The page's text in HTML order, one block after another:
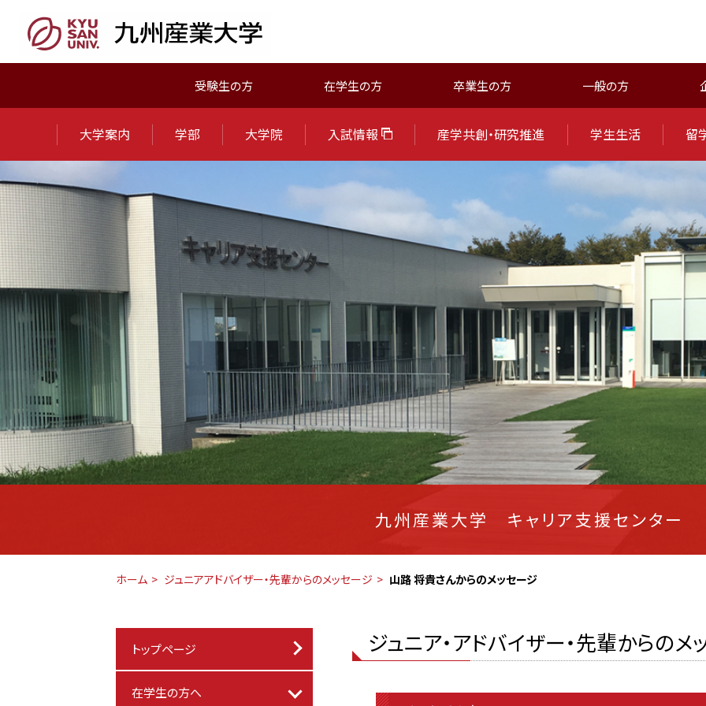
受験生の方 在学生の方 卒業生の方 一般の方
大学案内 学部 大学院 入試情報 産学共創・研究推進 学生生活 留
九州産業大学 キャリア支援センター
ホーム ジュニアアドバイザー・先輩からのメッセージ 山路 将貴さんからのメッセージ
ジュニア・アドバイザー・先輩からのメ
トップページ
在学生の方へ